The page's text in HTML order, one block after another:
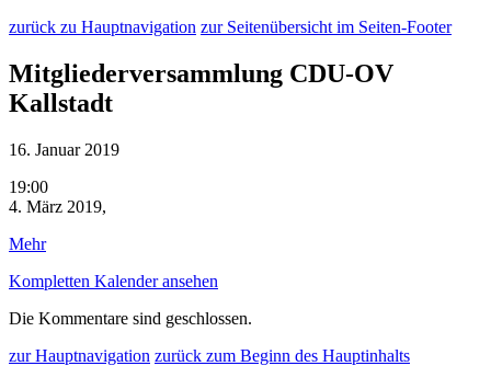
zurück zu Hauptnavigation zur Seitenübersicht im Seiten-Footer
Mitgliederversammlung CDU-OV
Kallstadt
16. Januar 2019
Mitgliederversammlung
CDU-
Kallstadt
19:00
4. März 2019,
Mehrüber
Kompletten Kalender ansehen
Die Kommentare sind geschlossen.
zur Hauptnavigation zurück zum Beginn des Hauptinhalts